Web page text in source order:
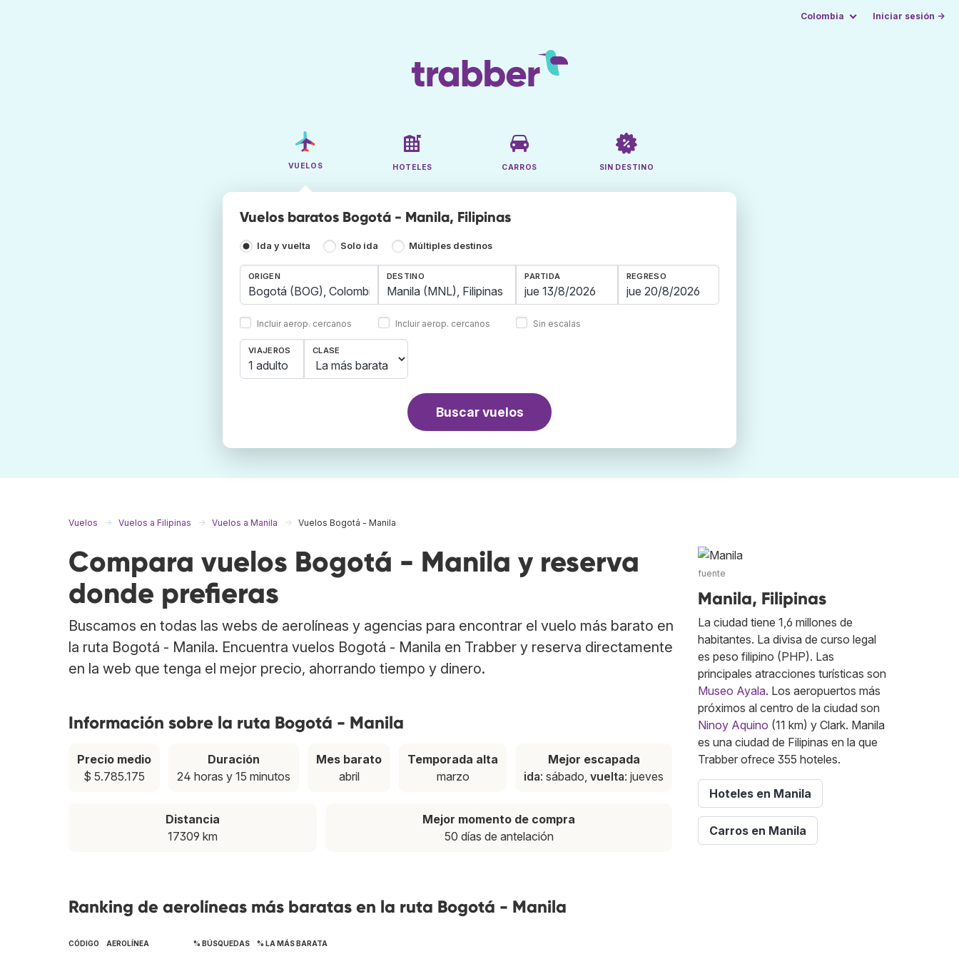
Colombia Iniciar sesión →
VUELOS HOTELES CARROS SIN DESTINO
Vuelos baratos Bogotá - Manila, Filipinas
Ida y vuelta Solo ida Múltiples destinos
ORIGEN
Incluir aerop. cercanos
DESTINO
Incluir aerop. cercanos
PARTIDA REGRESO
Sin escalas
VIAJEROS
1 adulto
CLASE
Buscar vuelos
Vuelos Vuelos a Filipinas Vuelos a Manila Vuelos Bogotá - Manila
Compara vuelos Bogotá - Manila y reserva
donde prefieras
Buscamos en todas las webs de aerolíneas y agencias para encontrar el vuelo más barato en
la ruta Bogotá - Manila. Encuentra vuelos Bogotá - Manila en Trabber y reserva directamente
en la web que tenga el mejor precio, ahorrando tiempo y dinero.
Información sobre la ruta Bogotá - Manila
Precio medio
$ 5.785.175
Duración
24 horas y 15 minutos
Mes barato
abril
Temporada alta
marzo
Mejor escapada
ida: sábado, vuelta: jueves
Distancia
17309 km
Mejor momento de compra
50 días de antelación
Ranking de aerolíneas más baratas en la ruta Bogotá - Manila
CÓDIGO AEROLÍNEA % BÚSQUEDAS % LA MÁS BARATA
fuente
Manila, Filipinas
La ciudad tiene 1,6 millones de
habitantes. La divisa de curso legal
es peso filipino (PHP). Las
principales atracciones turísticas son
Museo Ayala. Los aeropuertos más
próximos al centro de la ciudad son
Ninoy Aquino (11 km) y Clark. Manila
es una ciudad de Filipinas en la que
Trabber ofrece 355 hoteles.
Hoteles en Manila
Carros en Manila